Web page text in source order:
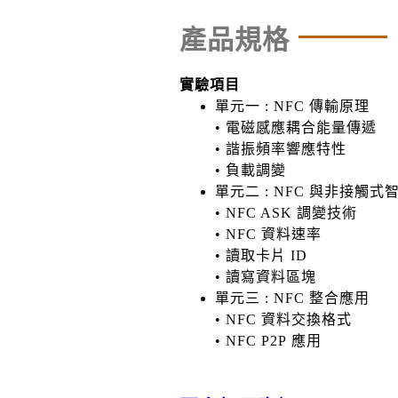
產品規格
實驗項目
單元⼀ : NFC 傳輸原理
• 電磁感應耦合能量傳遞
• 諧振頻率響應特性
• 負載調變
單元二 : NFC 與非接觸式
• NFC ASK 調變技術
• NFC 資料速率
• 讀取卡片 ID
• 讀寫資料區塊
單元三 : NFC 整合應⽤
• NFC 資料交換格式
• NFC P2P 應⽤